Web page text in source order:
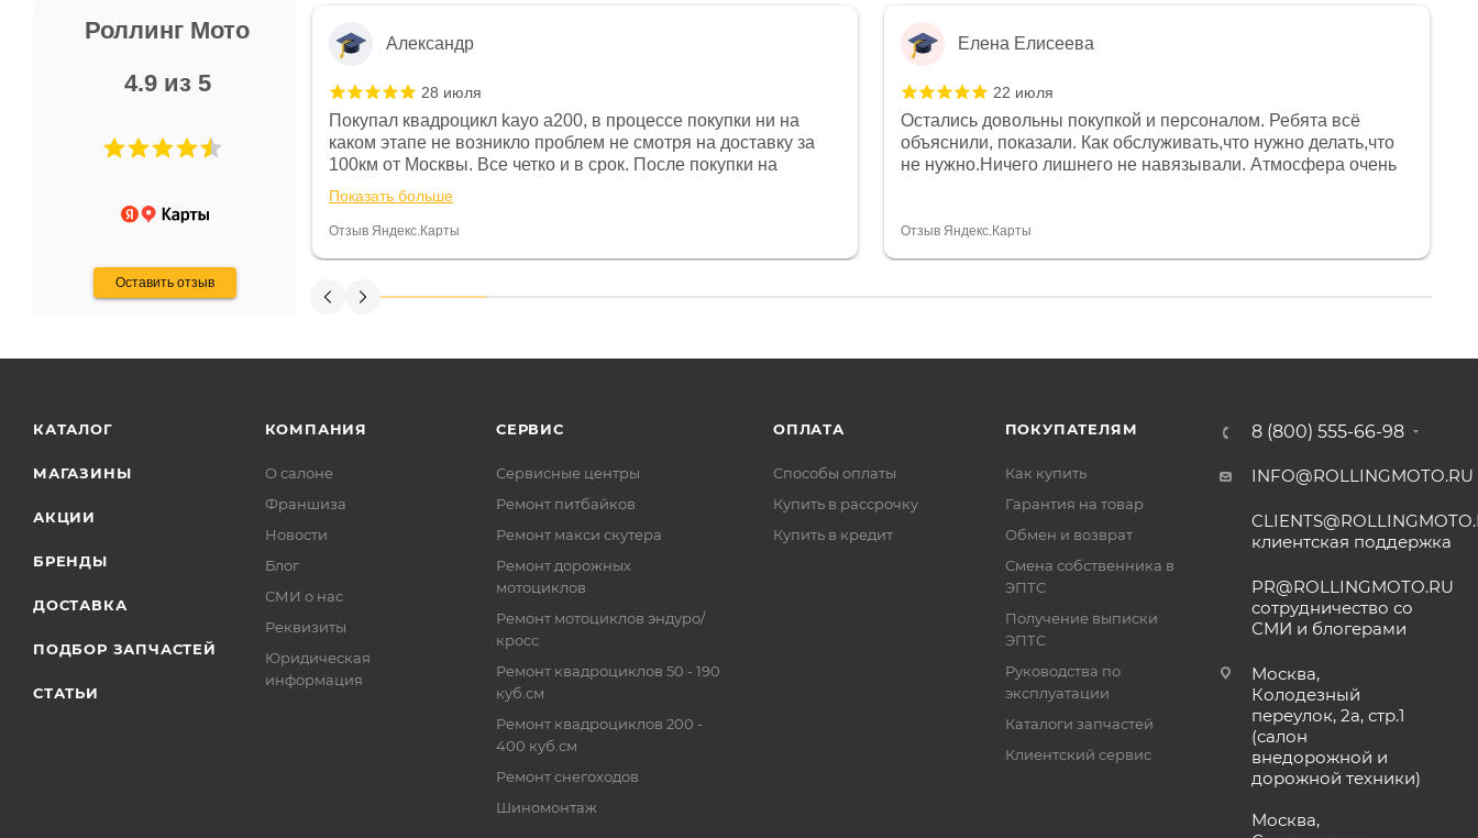
Роллинг Мото
4.9 из 5
Оставить отзыв
Не понравились условия
и дают только на год)
Александр
28 июля
Покупал квадроцикл kayo a200, в процессе покупки ни на
каком этапе не возникло проблем не смотря на доставку за
100км от Москвы. Все четко и в срок. После покупки на
спидометре всегда был 0, при этом представители магазина
постоянно были на связи и в итоге проблема была решена.
Считаю, что это говорит о небезразличии к клиенту после
Показать больше
Отзыв Яндекс.Карты
Елена Елисеева
22 июля
Остались довольны покупкой и персоналом. Ребята всё
объяснили, показали. Как обслуживать,что нужно делать,что
не нужно.Ничего лишнего не навязывали. Атмосфера очень
огромное спасибо Дмитрию, за клиентоориентированность и
Отзыв Яндекс.Карты
КАТАЛОГ
МАГАЗИНЫ
АКЦИИ
БРЕНДЫ
ДОСТАВКА
ПОДБОР ЗАПЧАСТЕЙ
СТАТЬИ
КОМПАНИЯ
О салоне
Франшиза
Новости
Блог
СМИ о нас
Реквизиты
Юридическая
информация
СЕРВИС
Сервисные центры
Ремонт питбайков
Ремонт макси скутера
Ремонт дорожных
мотоциклов
Ремонт мотоциклов эндуро/
кросс
Ремонт квадроциклов 50 - 190
куб.см
Ремонт квадроциклов 200 -
400 куб.см
Ремонт снегоходов
Шиномонтаж
ОПЛАТА
Способы оплаты
Купить в рассрочку
Купить в кредит
ПОКУПАТЕЛЯМ
Как купить
Гарантия на товар
Обмен и возврат
Смена собственника в
ЭПТС
Получение выписки
ЭПТС
Руководства по
эксплуатации
Каталоги запчастей
Клиентский сервис
8 (800) 555-66-98
INFO@ROLLINGMOTO.RU
клиентская поддержка
PR@ROLLINGMOTO.RU
сотрудничество со
СМИ и блогерами
Москва,
Колодезный
переулок, 2а, стр.1
(салон
внедорожной и
дорожной техники)
Москва,